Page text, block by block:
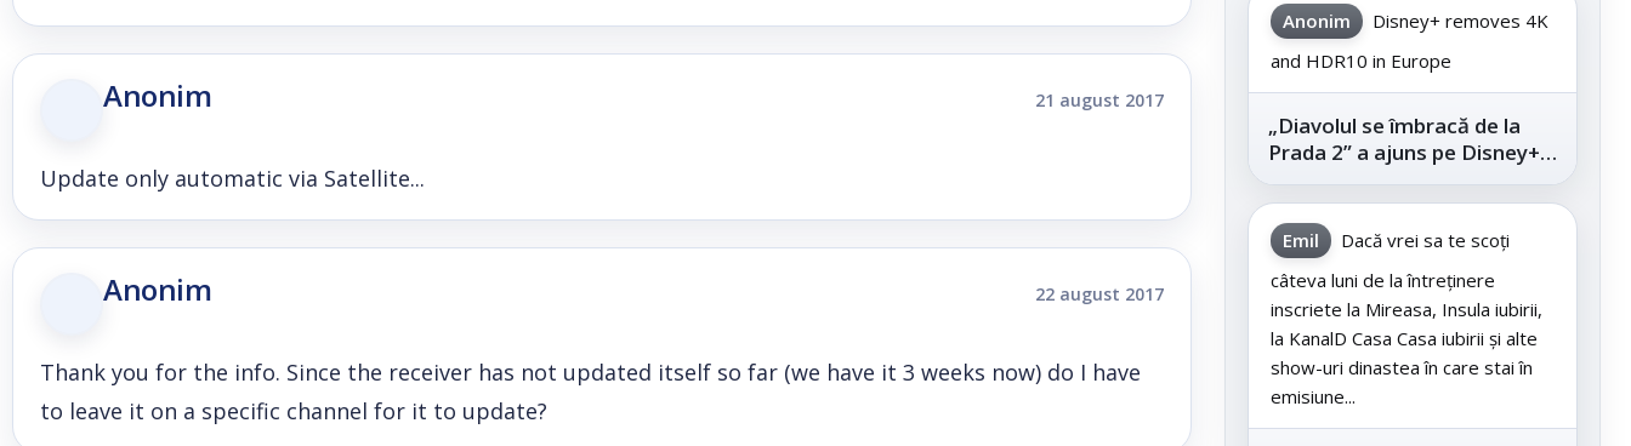
Anonim 21 august 2017
Update only automatic via Satellite...
Anonim 22 august 2017
Thank you for the info. Since the receiver has not updated itself so far (we have it 3 weeks now) do I have
to leave it on a specific channel for it to update?
Anonim
Disney+ removes 4K
and HDR10 in Europe
„Diavolul se îmbracă de la
Prada 2” a ajuns pe Disney+,
după succesul din
cinematografe
Emil
Dacă vrei sa te scoți
câteva luni de la întreținere
inscriete la Mireasa, Insula iubirii,
la KanalD Casa Casa iubirii și alte
show-uri dinastea în care stai în
emisiune...